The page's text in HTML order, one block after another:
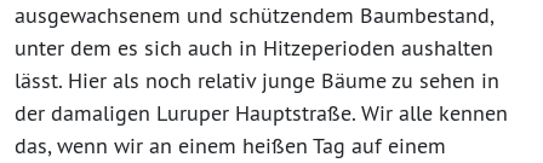
ausgewachsenem und schützendem Baumbestand,
unter dem es sich auch in Hitzeperioden aushalten
lässt. Hier als noch relativ junge Bäume zu sehen in
der damaligen Luruper Hauptstraße. Wir alle kennen
das, wenn wir an einem heißen Tag auf einem